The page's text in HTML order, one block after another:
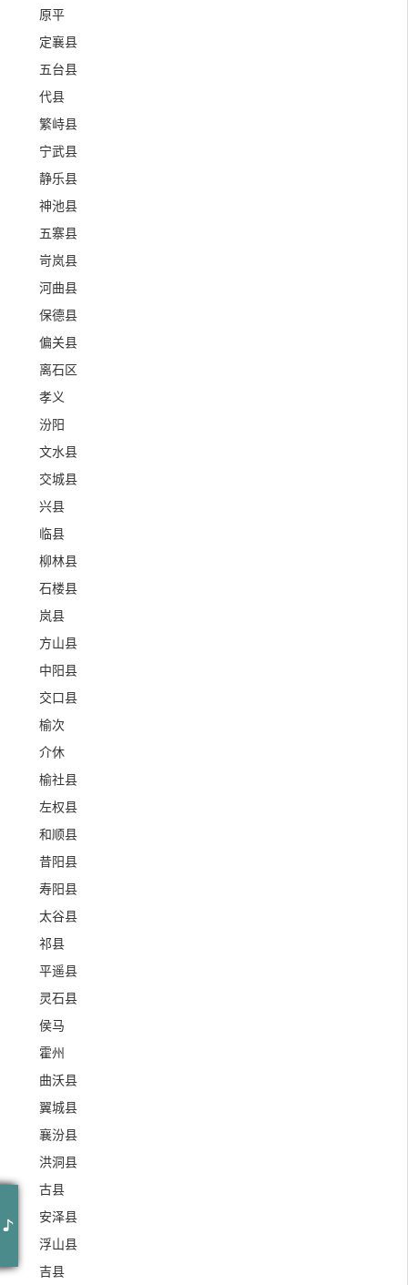
原平
定襄县
五台县
代县
繁峙县
宁武县
静乐县
神池县
五寨县
岢岚县
河曲县
保德县
偏关县
离石区
孝义
汾阳
文水县
交城县
兴县
临县
柳林县
石楼县
岚县
方山县
中阳县
交口县
榆次
介休
榆社县
左权县
和顺县
昔阳县
寿阳县
太谷县
祁县
平遥县
灵石县
侯马
霍州
曲沃县
翼城县
襄汾县
洪洞县
古县
安泽县
浮山县
吉县
-福禄寿FloruitShow